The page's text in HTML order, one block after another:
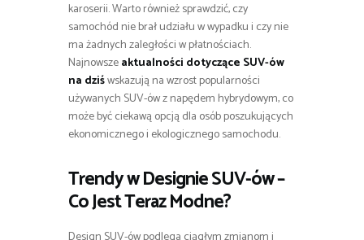
karoserii. Warto również sprawdzić, czy
samochód nie brał udziału w wypadku i czy nie
ma żadnych zaległości w płatnościach.
Najnowszeaktualności dotyczące SUV-ów
na dziśwskazują na wzrost popularności
używanych SUV-ów z napędem hybrydowym, co
może być ciekawą opcją dla osób poszukujących
ekonomicznego i ekologicznego samochodu.
Trendy w Designie SUV-ów –
Co Jest Teraz Modne?